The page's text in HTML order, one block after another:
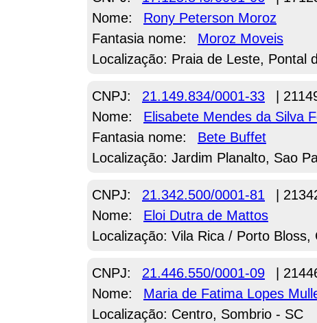
Nome:
Rony Peterson Moroz
Fantasia nome:
Moroz Moveis
Localização: Praia de Leste, Pontal
CNPJ: 21.149.834/0001-33
|
Nome:
Elisabete Mendes da Silva
Fantasia nome:
Bete Buffet
Localização: Jardim Planalto, Sao
CNPJ: 21.342.500/0001-81
|
Nome:
Eloi Dutra de Mattos
Localização: Vila Rica / Porto Bloss,
CNPJ: 21.446.550/0001-09
|
Nome:
Maria de Fatima Lopes
Localização: Centro, Sombrio - SC